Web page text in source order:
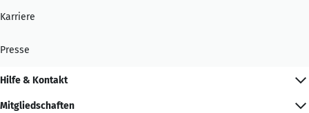
Karriere
Presse
Hilfe & Kontakt
Mitgliedschaften